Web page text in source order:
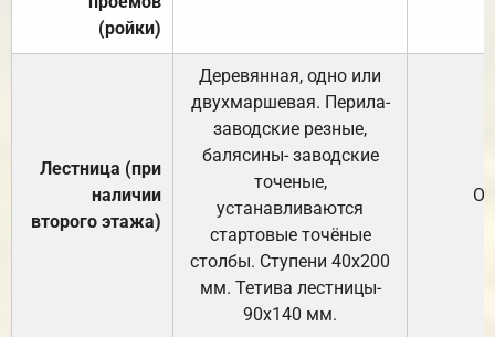
(ройки)
Лестница (при
наличии
второго этажа)
Деревянная, одно или
двухмаршевая. Перила-
заводские резные,
балясины- заводские
точеные,
устанавливаются
стартовые точёные
столбы. Ступени 40х200
мм. Тетива лестницы-
90х140 мм.